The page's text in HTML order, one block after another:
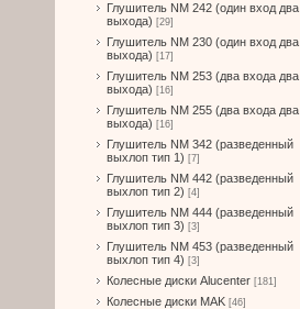
Глушитель NM 242 (один вход два
выхода) [29]
Глушитель NM 230 (один вход два
выхода) [17]
Глушитель NM 253 (два входа два
выхода) [16]
Глушитель NM 255 (два входа два
выхода) [16]
Глушитель NM 342 (разведенный
выхлоп тип 1) [7]
Глушитель NM 442 (разведенный
выхлоп тип 2) [4]
Глушитель NM 444 (разведенный
выхлоп тип 3) [3]
Глушитель NM 453 (разведенный
выхлоп тип 4) [3]
Колесные диски Alucenter [181]
Колесные диски MAK [46]